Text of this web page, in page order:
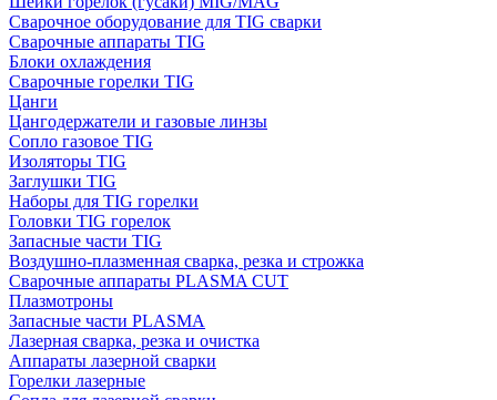
Сварочное оборудование для TIG сварки
Сварочные аппараты TIG
Блоки охлаждения
Сварочные горелки TIG
Цанги
Цангодержатели и газовые линзы
Сопло газовое TIG
Изоляторы TIG
Заглушки TIG
Наборы для TIG горелки
Головки TIG горелок
Запасные части TIG
Воздушно-плазменная сварка, резка и строжка
Сварочные аппараты PLASMA CUT
Плазмотроны
Запасные части PLASMA
Лазерная сварка, резка и очистка
Аппараты лазерной сварки
Горелки лазерные